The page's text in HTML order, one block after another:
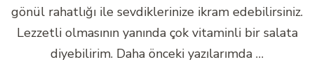
gönül rahatlığı ile sevdiklerinize ikram edebilirsiniz.
Lezzetli olmasının yanında çok vitaminli bir salata
diyebilirim. Daha önceki yazılarımda …